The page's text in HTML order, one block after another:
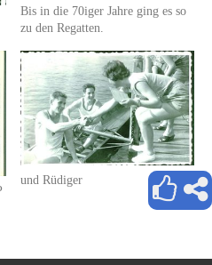
Bis in die 70iger Jahre ging es so
zu den Regatten.
und Rüdiger